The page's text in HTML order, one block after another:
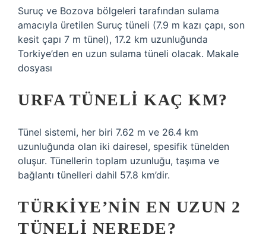
Suruç ve Bozova bölgeleri tarafından sulama
amacıyla üretilen Suruç tüneli (7.9 m kazı çapı, son
kesit çapı 7 m tünel), 17.2 km uzunluğunda
Torkiye’den en uzun sulama tüneli olacak. Makale
dosyası
URFA TÜNELI KAÇ KM?
Tünel sistemi, her biri 7.62 m ve 26.4 km
uzunluğunda olan iki dairesel, spesifik tünelden
oluşur. Tünellerin toplam uzunluğu, taşıma ve
bağlantı tünelleri dahil 57.8 km’dir.
TÜRKIYE’NIN EN UZUN 2
TÜNELI NEREDE?